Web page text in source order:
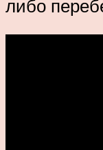
либо